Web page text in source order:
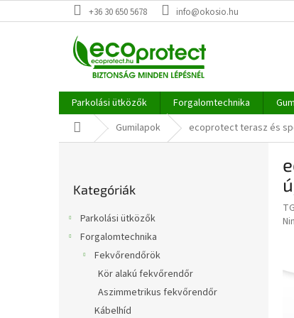
a
+36 30 650 5678 info@okosio.hu
Parkolási ütközők Forgalomtechnika
KezdőlapGumilapok ecoprotect terasz és
átugrása
Kategóriák
Parkolási ütközők
Forgalomtechnika
Fekvőrendőrök
Kör alakú fekvőrendőr
Aszimmetrikus fekvőrendőr
Kábelhíd
A
5-